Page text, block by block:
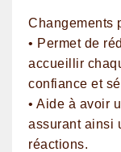
Changements
• Permet de
accueillir
confiance et
• Aide à avoir
assurant ainsi
réactions.